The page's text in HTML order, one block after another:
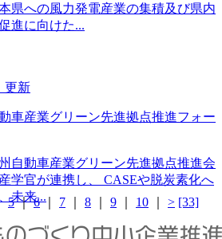
県への風力発電産業の集積及び県内
進に向けた...
更新
車産業グリーン先進拠点推進フォー
自動車産業グリーン先進拠点推進会
学官が連携し、 CASEや脱炭素化へ
未来...
5｜6｜ 7 8 9 10 > [33]